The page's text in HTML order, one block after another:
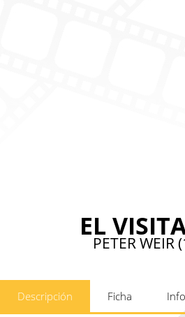
EL
PETER WEIR
Descripción Ficha